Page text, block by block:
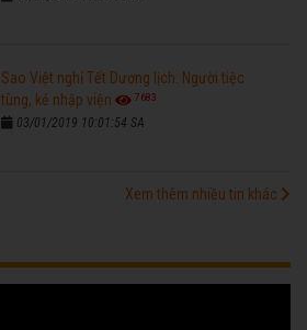
Sao Việt nghỉ Tết Dương lịch: Người tiệc
tùng, kẻ nhập viện
7683
03/01/2019 10:01:54 SA
Xem thêm nhiều tin khác